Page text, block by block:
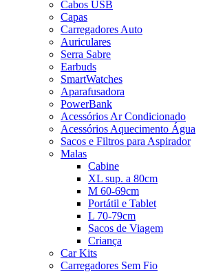
Cabos USB
Capas
Carregadores Auto
Auriculares
Serra Sabre
Earbuds
SmartWatches
Aparafusadora
PowerBank
Acessórios Ar Condicionado
Acessórios Aquecimento Água
Sacos e Filtros para Aspirador
Malas
Cabine
XL sup. a 80cm
M 60-69cm
Portátil e Tablet
L 70-79cm
Sacos de Viagem
Criança
Car Kits
Carregadores Sem Fio